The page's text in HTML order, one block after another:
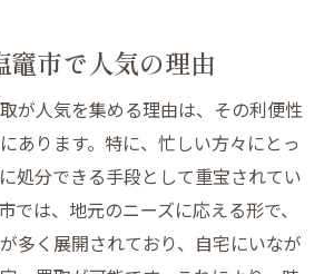
竈市で人気の理由
が人気を集める理由は、その利便性
あります。特に、忙しい方々にとっ
処分できる手段として重宝されてい
では、地元のニーズに応える形で、
多く展開されており、自宅にいなが